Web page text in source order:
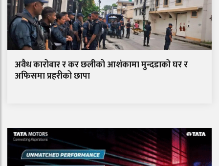
अवैध कारोबार र कर छलीको आशंकामा मुन्दडाको घर र
अफिसमा प्रहरीको छापा